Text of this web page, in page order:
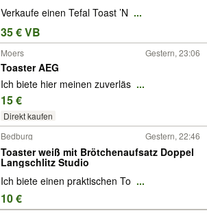
Verkaufe einen Tefal Toast ’N ...
35 € VB
Moers Gestern, 23:06
Toaster AEG
Ich biete hier meinen zuverläs ...
15 €
Direkt kaufen
Bedburg Gestern, 22:46
Toaster weiß mit Brötchenaufsatz Doppel
Langschlitz Studio
Ich biete einen praktischen To ...
10 €